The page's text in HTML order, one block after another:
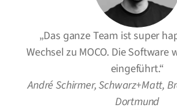
„Das ganze Team ist super
Wechsel zu MOCO. Die Software
eingeführt.“
André Schirmer, Schwarz+Matt,
Dortmund